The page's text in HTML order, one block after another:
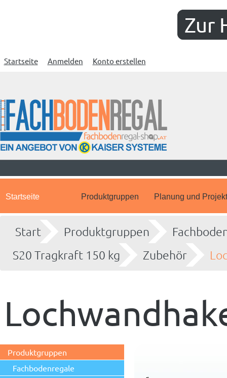
Zur
Startseite Anmelden Konto erstellen
Startseite Produktgruppen Planung und
Start Produktgruppen
S20 Tragkraft 150 kg
Zubehör
Produktgruppen
Fachbodenregale